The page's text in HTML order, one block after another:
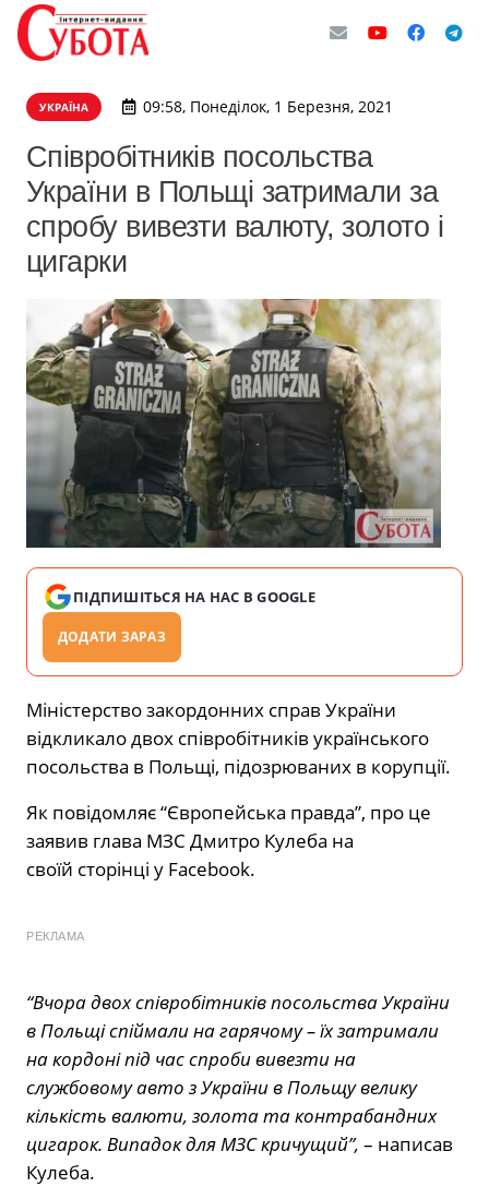
УКРАЇНА 09:58, Понеділок, 1 Березня, 2021
Співробітників посольства
України в Польщі затримали за
спробу вивезти валюту, золото і
цигарки
ПІДПИШІТЬСЯ НА НАС В GOOGLE
ДОДАТИ ЗАРАЗ
Міністерство закордонних справ України
відкликало двох співробітників українського
посольства в Польщі, підозрюваних в корупції.
Як повідомляє “Європейська правда”, про це
заявив глава МЗС Дмитро Кулеба на
своїй сторінці у Facebook.
РЕКЛАМА
“Вчора двох співробітників посольства України
в Польщі спіймали на гарячому – їх затримали
на кордоні під час спроби вивезти на
службовому авто з України в Польщу велику
кількість валюти, золота та контрабандних
цигарок. Випадок для МЗС кричущий”, – написав
Кулеба.